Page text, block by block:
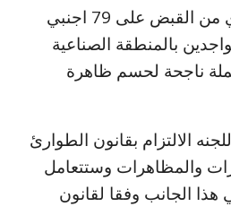
وتمكنت لجنة أمن كرري من القبض على 79 اجنبي
بالمنطقة الصناعية
ناجحة لحسم ظاهرة
الالتزام بقانون الطوارئ
والمظاهرات وستتعامل
الجانب وفقا لقانون